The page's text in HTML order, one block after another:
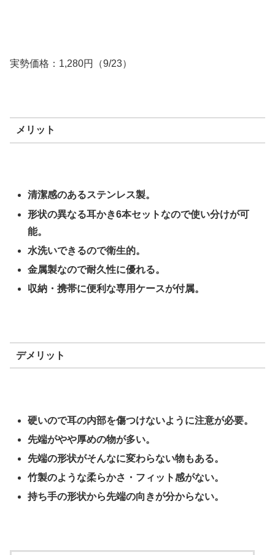
実勢価格：1,280円（9/23）
メリット
清潔感のあるステンレス製。
形状の異なる耳かき6本セットなので使い分けが可
能。
水洗いできるので衛生的。
金属製なので耐久性に優れる。
収納・携帯に便利な専用ケースが付属。
デメリット
硬いので耳の内部を傷つけないように注意が必要。
先端がやや厚めの物が多い。
先端の形状がそんなに変わらない物もある。
竹製のような柔らかさ・フィット感がない。
持ち手の形状から先端の向きが分からない。